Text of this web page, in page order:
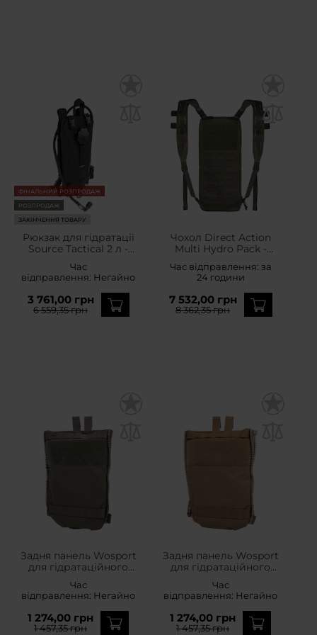
ФІНАЛЬНИЙ РОЗПРОДАЖ
РОЗПРОДАЖ
ЗАКІНЧЕННЯ ТОВАРУ
Рюкзак для гідратації
Source Tactical 2 л -
Час
відправлення: Негайно
3 761,00 грн
6 559,35 грн
Чохол Direct Action
Multi Hydro Pack -
Ranger Green
Час відправлення: за
24 години
7 532,00 грн
8 362,35 грн
Задня панель Wosport
для гідратаційного
Green
Час
відправлення: Негайно
1 274,00 грн
1 457,35 грн
Задня панель Wosport
для гідратаційного
Brown
Час
відправлення: Негайно
1 274,00 грн
1 457,35 грн